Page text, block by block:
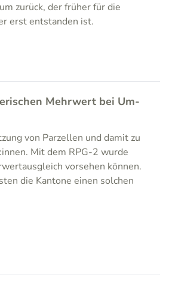
zurück, der früher für die
erst entstanden ist.
Mehrwert bei Um-
von Parzellen und damit zu
Mit dem RPG-2 wurde
vorsehen können.
die Kantone einen solchen